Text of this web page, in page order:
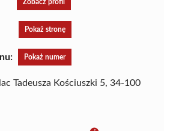
Zobacz profil
Pokaż stronę
Pokaż numer
Tadeusza Kościuszki 5, 34-100